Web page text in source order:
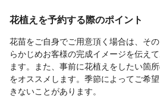
花植えを予約する際のポイント
花苗をご自身でご用意頂く場合は、そ
らかじめお客様の完成イメージを伝え
ます。また、事前に花植えをしたい箇
をオススメします。季節によってご希
きないことがあります。